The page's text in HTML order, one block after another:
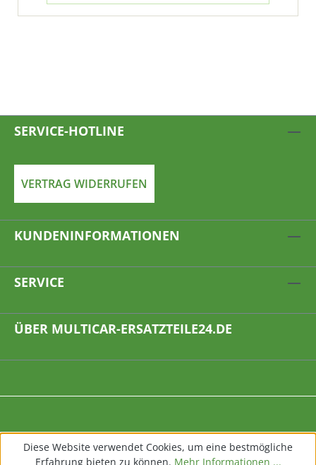
Radbremszylinder hinten linkspassend
SERVICE-HOTLINE
VERTRAG WIDERRUFEN
KUNDENINFORMATIONEN
SERVICE
ÜBER MULTICAR-ERSATZTEILE24.DE
Diese Website verwendet Cookies, um eine bestmögliche
Erfahrung bieten zu können. Mehr Informationen ...